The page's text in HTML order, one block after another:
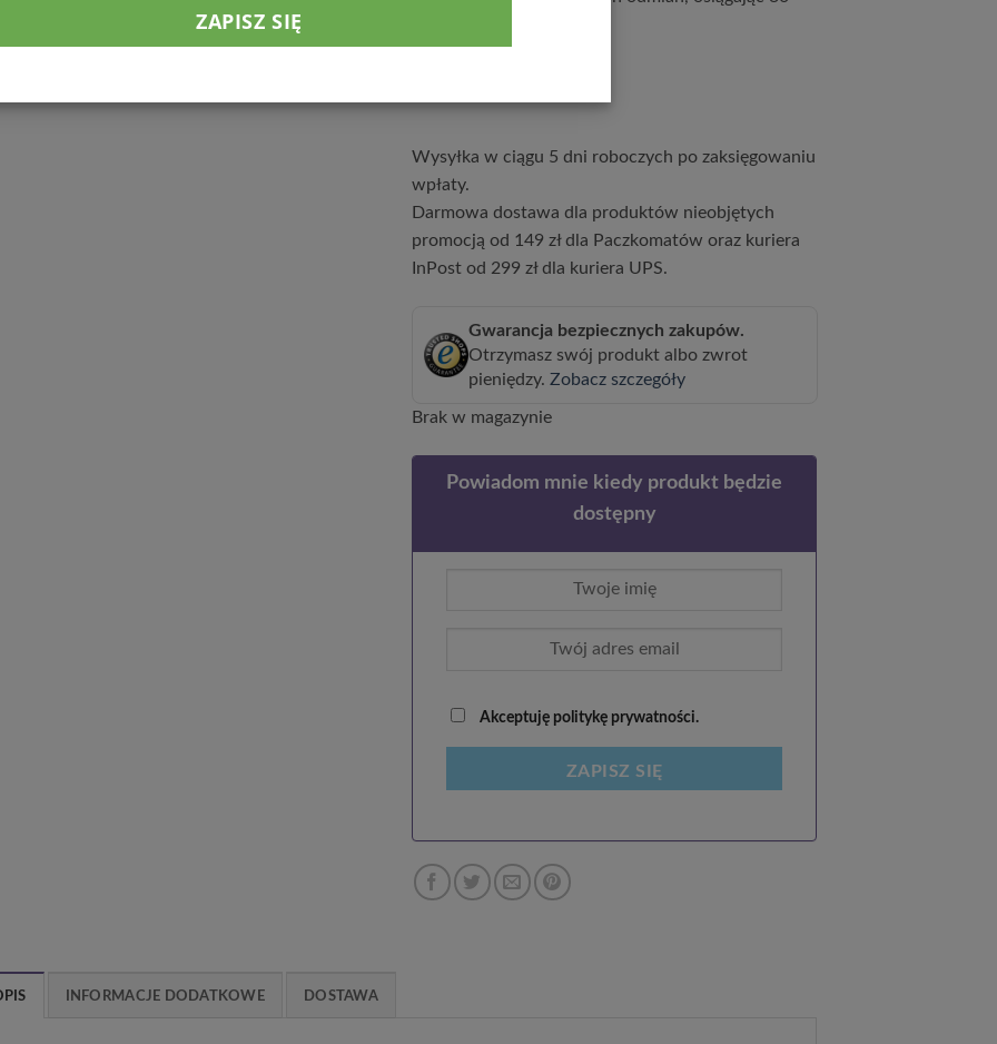
Wysyłka w ciągu 5 dni roboczych po zaksięgowaniu
wpłaty.
Darmowa dostawa dla produktów nieobjętych
promocją od 149 zł dla Paczkomatów oraz kuriera
InPost od 299 zł dla kuriera UPS.
Gwarancja bezpiecznych zakupów.
Otrzymasz swój produkt albo zwrot
pieniędzy.Zobacz szczegóły
Brak w magazynie
Powiadom mnie kiedy produkt będzie
dostępny
Akceptuję politykę prywatności.
ZAPISZ SIĘ
INFORMACJE DODATKOWE DOSTAWA